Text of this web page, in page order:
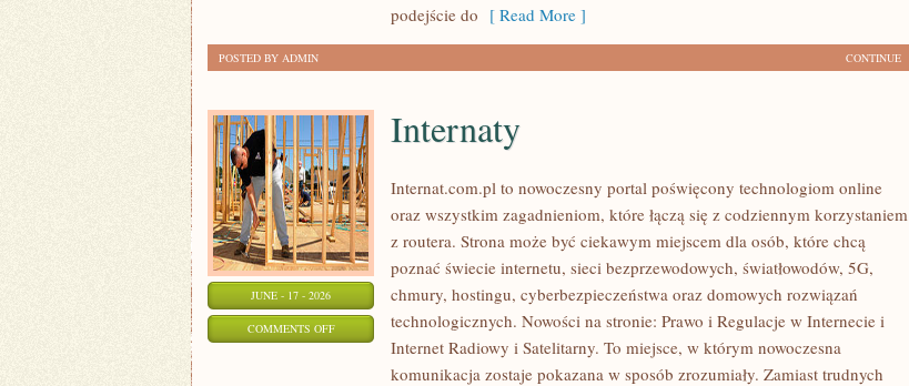
podejście do [ Read More ]
CONTINUE
POSTED BY ADMIN
JUNE - 17 - 2026
COMMENTS OFFON
INTERNATY
Internaty
Internat.com.pl to nowoczesny portal poświęcony technologiom online
oraz wszystkim zagadnieniom, które łączą się z codziennym korzystaniem
z routera. Strona może być ciekawym miejscem dla osób, które chcą
poznać świecie internetu, sieci bezprzewodowych, światłowodów, 5G,
chmury, hostingu, cyberbezpieczeństwa oraz domowych rozwiązań
technologicznych. Nowości na stronie: Prawo i Regulacje w Internecie i
Internet Radiowy i Satelitarny. To miejsce, w którym nowoczesna
komunikacja zostaje pokazana w sposób zrozumiały. Zamiast trudnych